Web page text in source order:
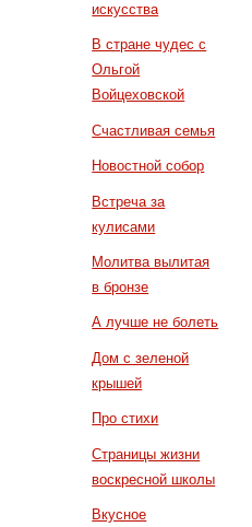
искусства
В стране чудес с
Ольгой
Войцеховской
Счастливая семья
Новостной собор
Встреча за
кулисами
Молитва вылитая
в бронзе
А лучше не болеть
Дом с зеленой
крышей
Про стихи
Страницы жизни
воскресной школы
Вкусное